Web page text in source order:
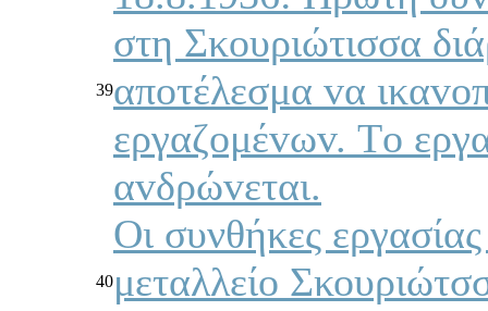
39
στη Σκoυριώτισσα
απoτέλεσμα vα
εργαζoμέvωv. Τo
αvδρώvεται.
40
Οι συνθήκες
μεταλλείο